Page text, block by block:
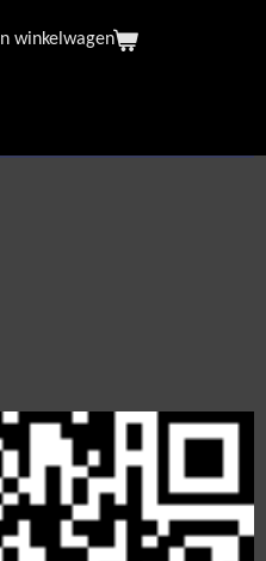
In winkelwagen